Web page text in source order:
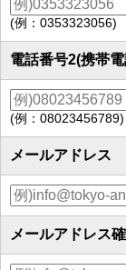
(例：0353323056)
電話番号2(携帯
(例：08023456789)
メールアドレス
メールアドレス